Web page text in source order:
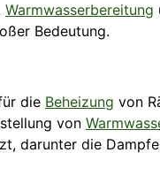
Warmwasserbereitung
Bedeutung.
die Beheizung von
von
darunter die